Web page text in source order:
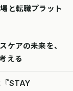
と転職プラット
ケアの未来を、
える
STAY